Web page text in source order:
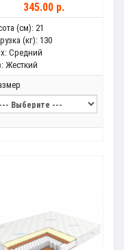
345.00 р.
(см): 21
(кг): 130
Средний
Жесткий